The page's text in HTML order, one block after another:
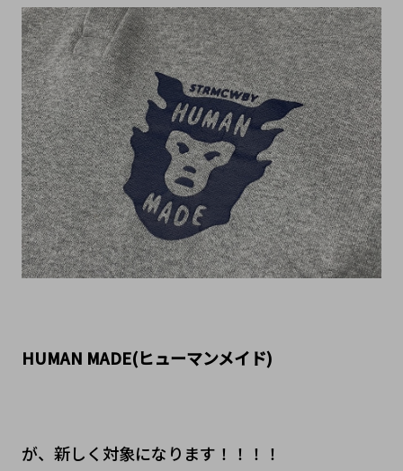
HUMAN MADE(ヒューマンメイド)
が、新しく対象になります！！！！